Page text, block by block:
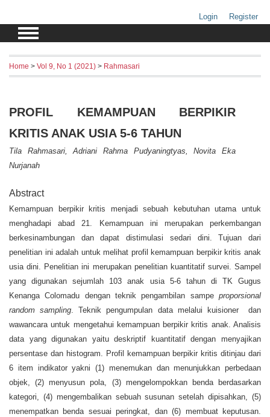
Login Register
Home > Vol 9, No 1 (2021) > Rahmasari
PROFIL KEMAMPUAN BERPIKIR
KRITIS ANAK USIA 5-6 TAHUN
Tila Rahmasari, Adriani Rahma Pudyaningtyas, Novita Eka
Nurjanah
Abstract
Kemampuan berpikir kritis menjadi sebuah kebutuhan utama untuk
menghadapi abad 21. Kemampuan ini merupakan perkembangan
berkesinambungan dan dapat distimulasi sedari dini. Tujuan dari
penelitian ini adalah untuk melihat profil kemampuan berpikir kritis anak
usia dini. Penelitian ini merupakan penelitian kuantitatif survei. Sampel
yang digunakan sejumlah 103 anak usia 5-6 tahun di TK Gugus
Kenanga Colomadu dengan teknik pengambilan sampe proporsional
random sampling. Teknik pengumpulan data melalui kuisioner dan
wawancara untuk mengetahui kemampuan berpikir kritis anak. Analisis
data yang digunakan yaitu deskriptif kuantitatif dengan menyajikan
persentase dan histogram. Profil kemampuan berpikir kritis ditinjau dari
6 item indikator yakni (1) menemukan dan menunjukkan perbedaan
objek, (2) menyusun pola, (3) mengelompokkan benda berdasarkan
kategori, (4) mengembalikan sebuah susunan setelah dipisahkan, (5)
menempatkan benda sesuai peringkat, dan (6) membuat keputusan.